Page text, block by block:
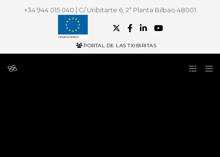
+34 944 015 040 | C/ Uribitarte 6, 2ª Planta Bilbao 48001
PORTAL DE LAS TXIBIRITAS